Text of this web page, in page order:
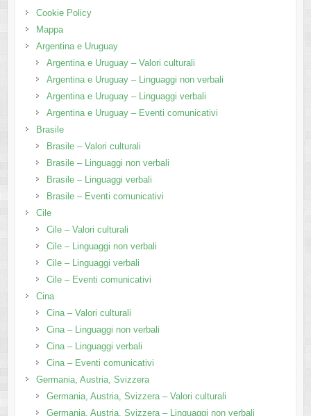
Cookie Policy
Mappa
Argentina e Uruguay
Argentina e Uruguay – Valori culturali
Argentina e Uruguay – Linguaggi non verbali
Argentina e Uruguay – Linguaggi verbali
Argentina e Uruguay – Eventi comunicativi
Brasile
Brasile – Valori culturali
Brasile – Linguaggi non verbali
Brasile – Linguaggi verbali
Brasile – Eventi comunicativi
Cile
Cile – Valori culturali
Cile – Linguaggi non verbali
Cile – Linguaggi verbali
Cile – Eventi comunicativi
Cina
Cina – Valori culturali
Cina – Linguaggi non verbali
Cina – Linguaggi verbali
Cina – Eventi comunicativi
Germania, Austria, Svizzera
Germania, Austria, Svizzera – Valori culturali
Germania, Austria, Svizzera – Linguaggi non verbali